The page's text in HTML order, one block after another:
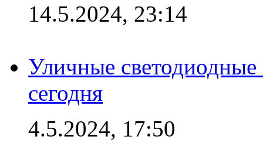
14.5.2024, 23:14
Уличные
сегодня
4.5.2024, 17:50